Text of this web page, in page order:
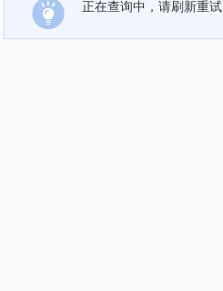
正在查询中，请刷新重试